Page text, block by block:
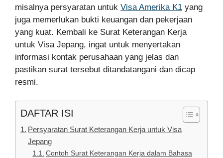
misalnya persyaratan untuk Visa Amerika K1 yang
juga memerlukan bukti keuangan dan pekerjaan
yang kuat. Kembali ke Surat Keterangan Kerja
untuk Visa Jepang, ingat untuk menyertakan
informasi kontak perusahaan yang jelas dan
pastikan surat tersebut ditandatangani dan dicap
resmi.
DAFTAR ISI
Persyaratan Surat Keterangan Kerja untuk Visa
Jepang
Contoh Surat Keterangan Kerja dalam Bahasa